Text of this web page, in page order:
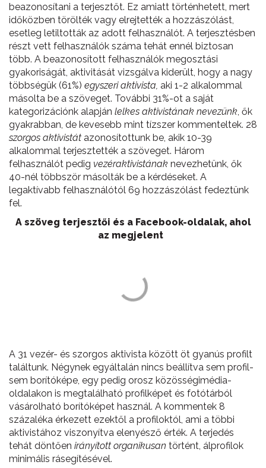
beazonosítani a terjesztőt. Ez amiatt történhetett, mert
időközben törölték vagy elrejtették a hozzászólást,
esetleg letiltották az adott felhasználót. A terjesztésben
részt vett felhasználók száma tehát ennél biztosan
több. A beazonosított felhasználók megosztási
gyakoriságát, aktivitását vizsgálva kiderült, hogy a nagy
többségük (61%) egyszeri aktivista, aki 1-2 alkalommal
másolta be a szöveget. További 31%-ot a saját
kategorizációnk alapján lelkes aktivistának nevezünk, ők
gyakrabban, de kevesebb mint tízszer kommenteltek. 28
szorgos aktivistát azonosítottunk be, akik 10-39
alkalommal terjesztették a szöveget. Három
felhasználót pedig vezéraktivistának nevezhetünk, ők
40-nél többször másolták be a kérdéseket. A
legaktívabb felhasználótól 69 hozzászólást fedeztünk
fel.
A szöveg terjesztői és a Facebook-oldalak, ahol
az megjelent
A 31 vezér- és szorgos aktivista között öt gyanús profilt
találtunk. Négynek egyáltalán nincs beállítva sem profil-
sem borítóképe, egy pedig orosz közösségimédia-
oldalakon is megtalálható profilképet és fotótárból
vásárolható borítóképet használ. A kommentek 8
százaléka érkezett ezektől a profiloktól, ami a többi
aktivistához viszonyítva elenyésző érték. A terjedés
tehát döntően irányított organikusan történt, álprofilok
minimális rásegítésével.